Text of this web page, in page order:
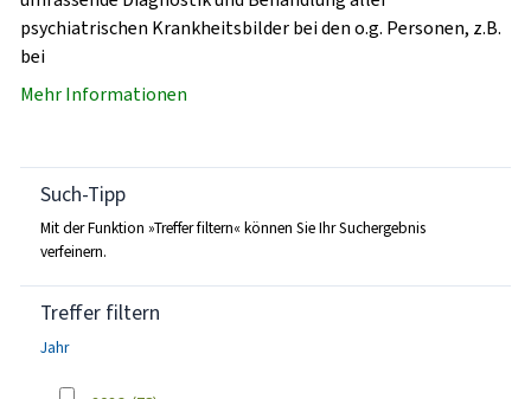
psychiatrischen Krankheitsbilder bei den o.g. Personen, z.B.
bei
Mehr Informationen
Such-Tipp
Mit der Funktion »Treffer filtern« können Sie Ihr Suchergebnis
verfeinern.
Treffer filtern
Jahr